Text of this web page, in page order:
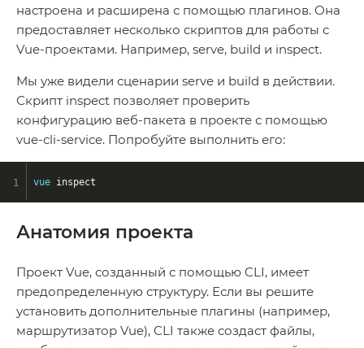
настроена и расширена с помощью плагинов. Она
предоставляет несколько скриптов для работы с
Vue-проектами. Например, serve, build и inspect.
Мы уже видели сценарии serve и build в действии.
Скрипт inspect позволяет проверить
конфигурацию веб-пакета в проекте с помощью
vue-cli-service. Попробуйте выполнить его:
vue inspect
Анатомия проекта
Проект Vue, созданный с помощью CLI, имеет
предопределенную структуру. Если вы решите
установить дополнительные плагины (например,
маршрутизатор Vue), CLI также создаст файлы,